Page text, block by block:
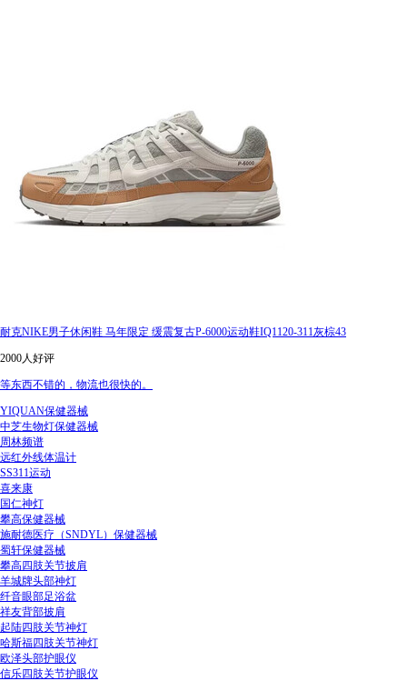
耐克NIKE男子休闲鞋 马年限定 缓震复古P-6000运动鞋IQ1120-311灰棕43
2000人好评
等东西不错的，物流也很快的。
YIQUAN保健器械
中芝生物灯保健器械
周林频谱
远红外线体温计
SS311运动
喜来康
国仁神灯
攀高保健器械
施耐德医疗（SNDYL）保健器械
蜀轩保健器械
攀高四肢关节披肩
羊城牌头部神灯
纤音眼部足浴盆
祥友背部披肩
起陆四肢关节神灯
哈斯福四肢关节神灯
欧泽头部护眼仪
信乐四肢关节护眼仪